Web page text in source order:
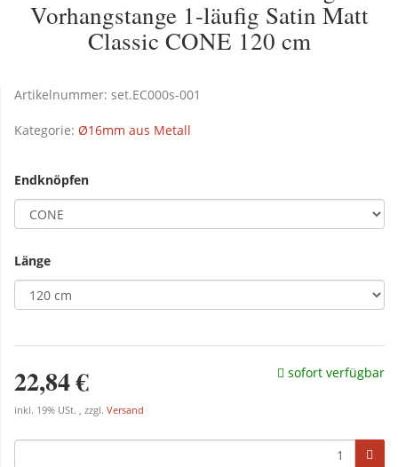
Vorhangstange 1-läufig Satin Matt
Classic CONE 120 cm
Artikelnummer: set.EC000s-001
Kategorie: Ø16mm aus Metall
Endknöpfen
Länge
22,84 €
inkl. 19% USt. , zzgl. Versand
sofort verfügbar